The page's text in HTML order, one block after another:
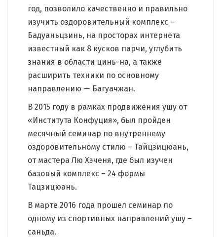
год, позволило качественно и правильно
изучить оздоровительный комплекс –
Бадуаньцзинь, на просторах интернета
известный как 8 кусков парчи, углубить
знания в области цинь-на, а также
расширить техники по основному
направлению — Багуачжан.
В 2015 году в рамках продвижения ушу от
«Института Конфуция», был пройден
месячный семинар по внутреннему
оздоровительному стилю – Тайцзицюань,
от мастера Лю Хэченя, где был изучен
базовый комплекс – 24 формы
Тацзицюань.
В марте 2016 года прошел семинар по
одному из спортивных направлений ушу –
саньда.